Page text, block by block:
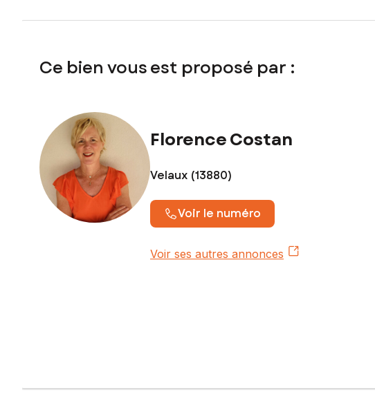
Ce bien vous est proposé par :
Florence Costan
Velaux (13880)
Voir le numéro
Voir ses autres annonces